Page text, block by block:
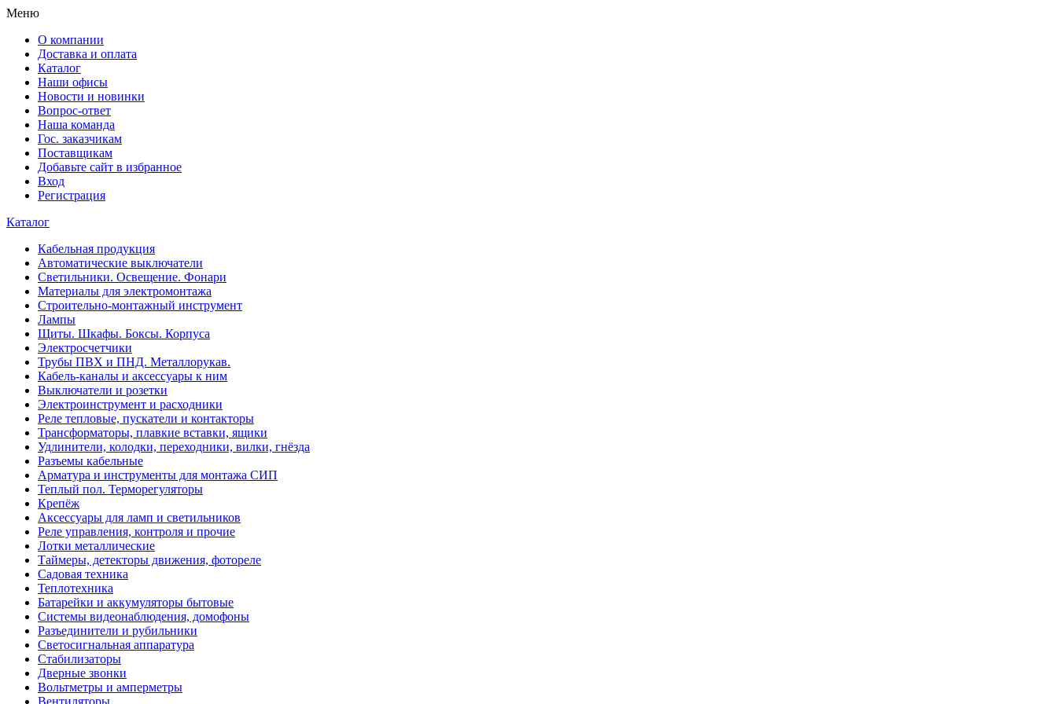
Меню
О компании
Доставка и оплата
Каталог
Наши офисы
Новости и новинки
Вопрос-ответ
Наша команда
Гос. заказчикам
Поставщикам
Добавьте сайт в избранное
Вход
Регистрация
Каталог
Кабельная продукция
Автоматические выключатели
Светильники. Освещение. Фонари
Материалы для электромонтажа
Строительно-монтажный инструмент
Лампы
Щиты. Шкафы. Боксы. Корпуса
Электросчетчики
Трубы ПВХ и ПНД. Металлорукав.
Кабель-каналы и аксессуары к ним
Выключатели и розетки
Электроинструмент и расходники
Реле тепловые, пускатели и контакторы
Трансформаторы, плавкие вставки, ящики
Удлинители, колодки, переходники, вилки, гнёзда
Разъемы кабельные
Арматура и инструменты для монтажа СИП
Теплый пол. Терморегуляторы
Крепёж
Аксессуары для ламп и светильников
Реле управления, контроля и прочие
Лотки металлические
Таймеры, детекторы движения, фотореле
Садовая техника
Теплотехника
Батарейки и аккумуляторы бытовые
Системы видеонаблюдения, домофоны
Разъединители и рубильники
Светосигнальная аппаратура
Стабилизаторы
Дверные звонки
Вольтметры и амперметры
Вентиляторы